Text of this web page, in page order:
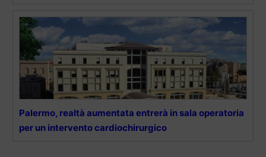
Palermo, realtà aumentata entrerà in sala operatoria
per un intervento cardiochirurgico